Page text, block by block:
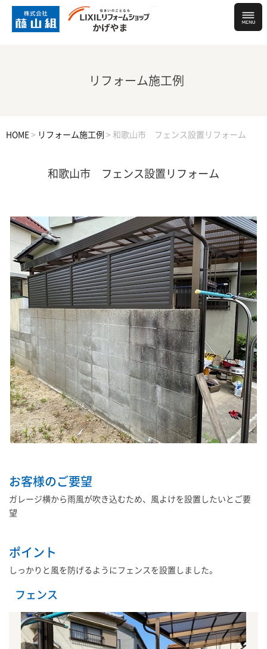
リフォーム施工例
HOME > リフォーム施工例 > 和歌山市 フェンス設置リフォーム
和歌山市 フェンス設置リフォーム
お客様のご要望
ガレージ横から雨風が吹き込むため、風よけを設置したいとご要
望
ポイント
しっかりと風を防げるようにフェンスを設置しました。
フェンス